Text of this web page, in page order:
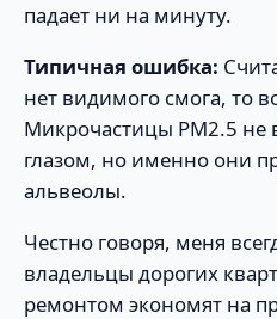
падает ни на минуту.
Типичная ошибка:
нет видимого смога, то
Микрочастицы PM2.5
глазом, но именно они
альвеолы.
Честно говоря, меня
владельцы дорогих
ремонтом экономят на